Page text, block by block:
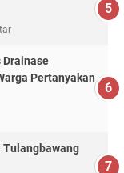
Drainase
Pertanyakan
Tulangbawang